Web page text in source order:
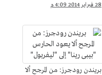
28 فبراير 2014 4:09 م
بريندن رودجرز: من المرجح ألا